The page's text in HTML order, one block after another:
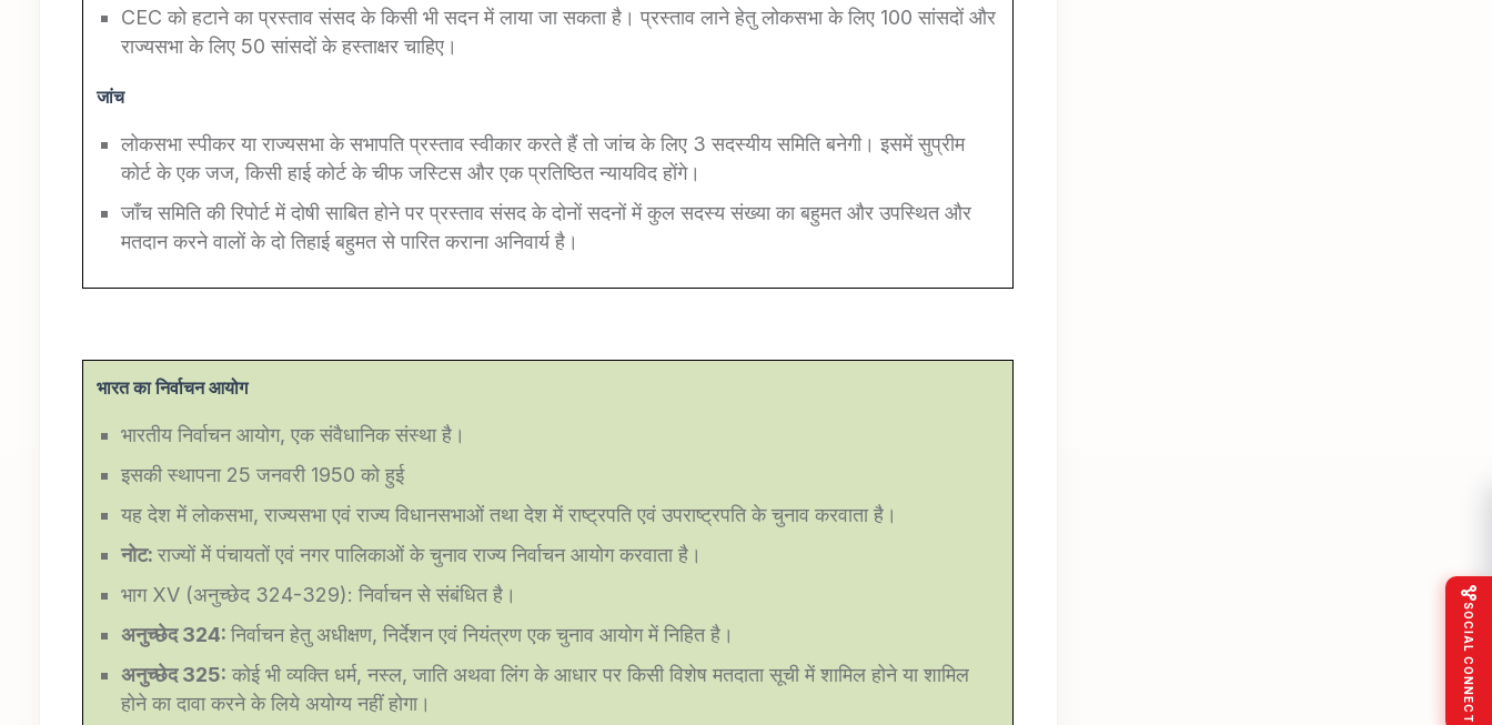
CEC को हटाने का प्रस्ताव संसद के किसी भी सदन में लाया जा सकता है। प्रस्ताव लाने हेतु लोकसभा के लिए 100 सांसदों और
राज्यसभा के लिए 50 सांसदों के हस्ताक्षर चाहिए।
जांच
लोकसभा स्पीकर या राज्यसभा के सभापति प्रस्ताव स्वीकार करते हैं तो जांच के लिए 3 सदस्यीय समिति बनेगी। इसमें सुप्रीम
कोर्ट के एक जज, किसी हाई कोर्ट के चीफ जस्टिस और एक प्रतिष्ठित न्यायविद होंगे।
जाँच समिति की रिपोर्ट में दोषी साबित होने पर प्रस्ताव संसद के दोनों सदनों में कुल सदस्य संख्या का बहुमत और उपस्थित और
मतदान करने वालों के दो तिहाई बहुमत से पारित कराना अनिवार्य है।
भारत का निर्वाचन आयोग
भारतीय निर्वाचन आयोग, एक संवैधानिक संस्था है।
इसकी स्थापना 25 जनवरी 1950 को हुई
यह देश में लोकसभा, राज्यसभा एवं राज्य विधानसभाओं तथा देश में राष्ट्रपति एवं उपराष्ट्रपति के चुनाव करवाता है।
नोट:राज्यों में पंचायतों एवं नगर पालिकाओं के चुनाव राज्य निर्वाचन आयोग करवाता है।
भाग XV (अनुच्छेद 324-329): निर्वाचन से संबंधित है।
अनुच्छेद324:निर्वाचन हेतु अधीक्षण, निर्देशन एवं नियंत्रण एक चुनाव आयोग में निहित है।
अनुच्छेद325: कोई भी व्यक्ति धर्म, नस्ल, जाति अथवा लिंग के आधार पर किसी विशेष मतदाता सूची में शामिल होने या शामिल
होने का दावा करने के लिये अयोग्य नहीं होगा।
SOCIAL CONNECT